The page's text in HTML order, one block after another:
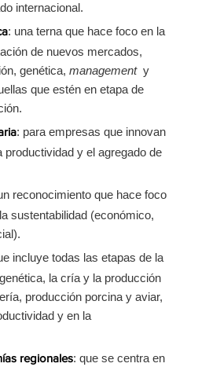
internacional.
: una terna que hace foco en la
de nuevos mercados,
genética, management y
que estén en etapa de
: para empresas que innovan
productividad y el agregado de
reconocimiento que hace foco
sustentabilidad (económico,
incluye todas las etapas de la
la cría y la producción
producción porcina y aviar,
y en la
regionales: que se centra en